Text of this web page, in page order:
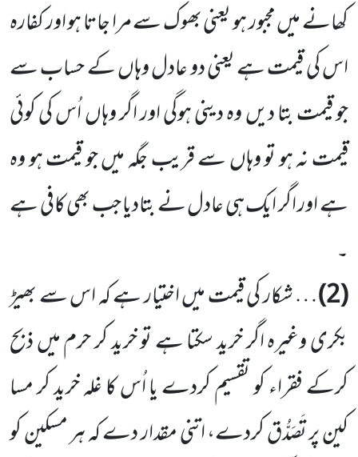
کھانے میں مجبور ہو یعنی بھوک سے مرا جاتا ہو اور کفارہ
اس کی قیمت ہے یعنی دو عادل وہاں کے حساب سے
جو قیمت بتا دیں وہ دینی ہوگی اور اگر وہاں اُس کی کوئی
قیمت نہ ہو تو وہاں سے قریب جگہ میں جو قیمت ہو وہ
ہے اور اگر ایک ہی عادل نے بتادیا جب بھی کافی ہے
۔
(2) … شکار کی قیمت میں اختیار ہے کہ اس سے بھیڑ
بکری وغیرہ اگر خرید سکتا ہے تو خرید کر حرم میں ذبح
کرکے فقراء کو تقسیم کردے یا اُس کا غلہ خرید کر مسا
کین پر تَصَدُّق کردے، اتنی مقدار دے کہ ہر مسکین کو